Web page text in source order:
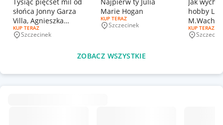
Tysiąc pięćset mil od
słońca Jonny Garza
Villa, Agnieszka
Wyszogrodzk
RODZAJ OFERTY:
KUP TERAZ
Miejscowość
Szczecinek
Najpierw ty Julia
Marie Hogan
RODZAJ OFERTY:
KUP TERAZ
Miejscowość
Szczecinek
Jak
hobby
M.Wach
RODZAJ
KUP TERAZ
ZOBACZ WSZYSTKIE